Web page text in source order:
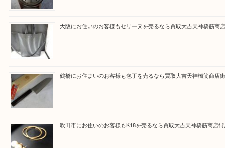
Facebook
Twitter
Line
買取ブログ検索
最近の投稿